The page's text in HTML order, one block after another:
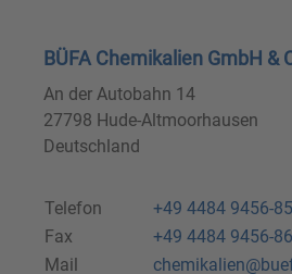
BÜFA Chemikalien GmbH &
An der Autobahn 14
27798 Hude-Altmoorhausen
Deutschland
Telefon
+49 4484 9456-
Fax
+49 4484 9456-
Mail